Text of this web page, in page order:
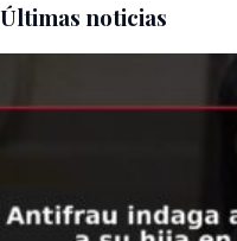
Últimas noticias